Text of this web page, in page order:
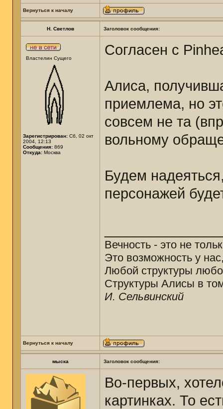
Вернуться к началу
Н. Светлов Заголовок сообщения:
Властелин Сущего
Зарегистрирован: Сб, 02 окт
2004, 12:13
Сообщения: 869
Откуда: Москва
Согласен с
Алиса,
приемлема, но
совсем не та
вольному
Будем
персонажей
Вечность - это не
Это возможность у
Любой структуры
Структуры Алисы в
И. Сельвинский
Вернуться к началу
мыска Заголовок сообщения:
Во-первых,
картинках. То